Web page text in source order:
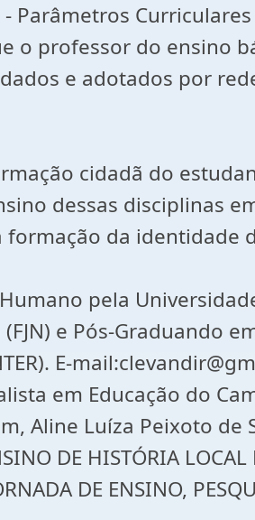
Parâmetros
o professor do ensino
e adotados por
cidadã do
dessas disciplinas
da identidade
e Pós-Graduando
E-
em Educação do
Aline Luíza Peixoto de
DE HISTÓRIA LOCAL
DE ENSINO,